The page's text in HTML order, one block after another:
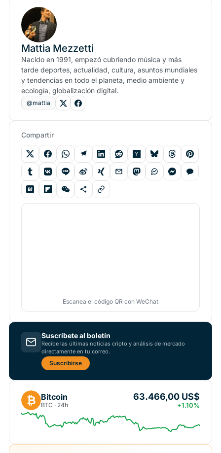
Mattia Mezzetti
Nacido en 1991, empezó cubriendo música y más
tarde deportes, actualidad, cultura, asuntos mundiales
y tendencias en todo el planeta, medio ambiente y
ecología, globalización digital.
@mattia
Compartir
Escanea el código QR con WeChat
Suscríbete al boletín
Recibe las últimas noticias cripto y análisis de mercado
directamente en tu correo.
Suscribirse
₿ Bitcoin
BTC · 24h
63.466,00 US$
+1.10%